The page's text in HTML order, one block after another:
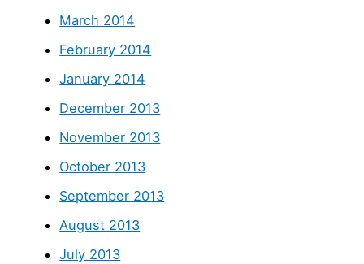
March 2014
February 2014
January 2014
December 2013
November 2013
October 2013
September 2013
August 2013
July 2013